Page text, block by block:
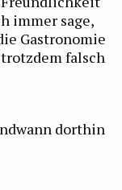
immer sage,
Gastronomie
trotzdem falsch
dorthin